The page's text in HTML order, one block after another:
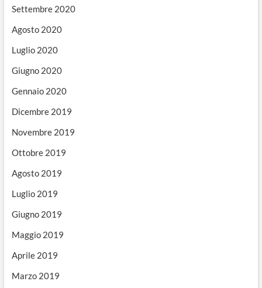
Settembre 2020
Agosto 2020
Luglio 2020
Giugno 2020
Gennaio 2020
Dicembre 2019
Novembre 2019
Ottobre 2019
Agosto 2019
Luglio 2019
Giugno 2019
Maggio 2019
Aprile 2019
Marzo 2019